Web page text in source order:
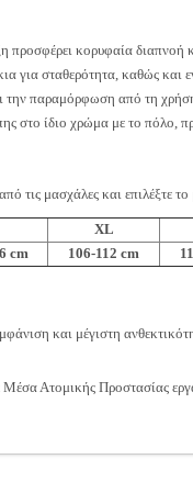
προσφέρει κορυφαία διαπνοή
για σταθερότητα, καθώς και
την παραμόρφωση από τη
στο ίδιο χρώμα με το πόλο,
τις μασχάλες και
XL
cm 106-112 cm
και μέγιστη
Ατομικής Προστασίας